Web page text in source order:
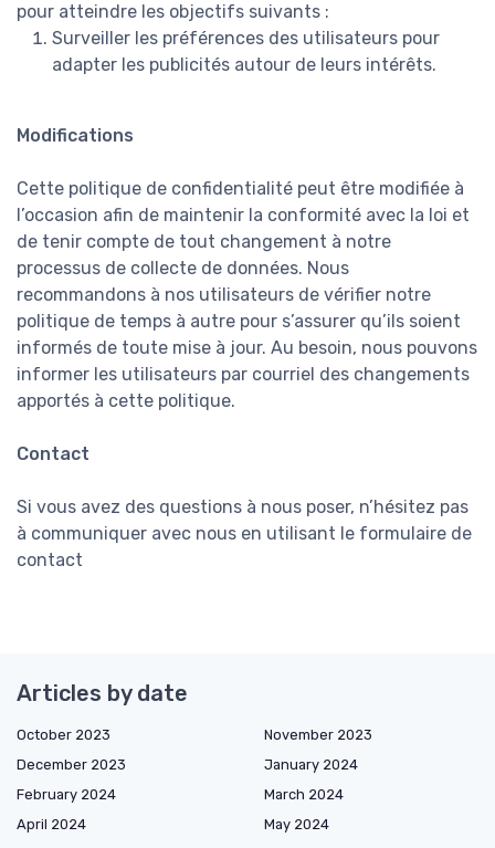
pour atteindre les objectifs suivants :
Surveiller les préférences des utilisateurs pour
adapter les publicités autour de leurs intérêts.
Modifications
Cette politique de confidentialité peut être modifiée à
l’occasion afin de maintenir la conformité avec la loi et
de tenir compte de tout changement à notre
processus de collecte de données. Nous
recommandons à nos utilisateurs de vérifier notre
politique de temps à autre pour s’assurer qu’ils soient
informés de toute mise à jour. Au besoin, nous pouvons
informer les utilisateurs par courriel des changements
apportés à cette politique.
Contact
Si vous avez des questions à nous poser, n’hésitez pas
à communiquer avec nous en utilisant le formulaire de
contact
Articles by date
October 2023
November 2023
December 2023
January 2024
February 2024
March 2024
April 2024
May 2024